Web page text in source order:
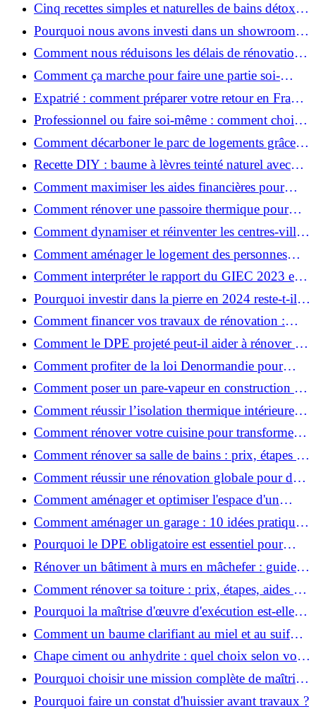
Cinq recettes simples et naturelles de bains détox
maison
Pourquoi nous avons investi dans un showroom-
atelier et ce que cela apporte aux clients
Comment nous réduisons les délais de rénovation à
3 mois au lieu de 6?
Comment ça marche pour faire une partie soi-
même et nous confier le reste ?
Expatrié : comment préparer votre retour en France
et rénover votre bien à distance ?
Professionnel ou faire soi-même : comment choisir
pour votre rénovation ?
Comment décarboner le parc de logements grâce à
la rénovation énergétique ?
Recette DIY : baume à lèvres teinté naturel avec
SPF
Comment maximiser les aides financières pour
votre rénovation ?
Comment rénover une passoire thermique pour
une maison durable ?
Comment dynamiser et réinventer les centres-villes
avec Action Cœur de Ville ?
Comment aménager le logement des personnes
âgées et obtenir des aides financières ?
Comment interpréter le rapport du GIEC 2023 et
en retenir l'essentiel ?
Pourquoi investir dans la pierre en 2024 reste-t-il
un choix sûr ?
Comment financer vos travaux de rénovation :
aides, prêts et solutions pratiques ?
Comment le DPE projeté peut-il aider à rénover et
valoriser votre bien ?
Comment profiter de la loi Denormandie pour
investir dans l'ancien et défiscaliser ?
Comment poser un pare-vapeur en construction et
rénovation : rôle et erreurs à éviter?
Comment réussir l’isolation thermique intérieure
pour une maison économe en énergie ?
Comment rénover votre cuisine pour transformer
votre espace de vie ?
Comment rénover sa salle de bains : prix, étapes et
astuces ?
Comment réussir une rénovation globale pour des
économies et un confort durables?
Comment aménager et optimiser l'espace d'un
studio : 10 astuces pratiques ?
Comment aménager un garage : 10 idées pratiques
et efficaces ?
Pourquoi le DPE obligatoire est essentiel pour
vendre ou louer un bien ?
Rénover un bâtiment à murs en mâchefer : guide
pratique et solutions
Comment rénover sa toiture : prix, étapes, aides et
réglementation ?
Pourquoi la maîtrise d'œuvre d'exécution est-elle
indispensable pour vos chantiers ?
Comment un baume clarifiant au miel et au suif
peut-il purifier la peau ?
Chape ciment ou anhydrite : quel choix selon votre
projet ?
Pourquoi choisir une mission complète de maîtrise
d’œuvre pour réussir vos projets?
Pourquoi faire un constat d'huissier avant travaux ?